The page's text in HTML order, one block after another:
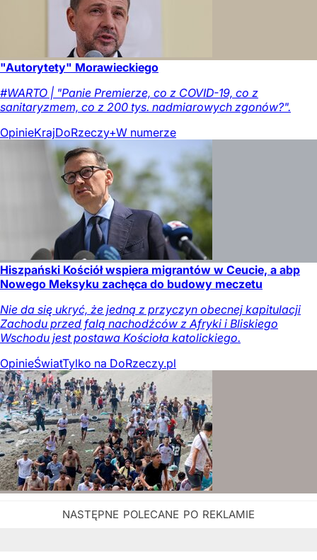
"Autorytety" Morawieckiego
#WARTO | "Panie Premierze, co z COVID-19, co z
sanitaryzmem, co z 200 tys. nadmiarowych zgonów?".
OpinieKrajDoRzeczy+W numerze
Hiszpański Kościół wspiera migrantów w Ceucie, a abp
Nowego Meksyku zachęca do budowy meczetu
Nie da się ukryć, że jedną z przyczyn obecnej kapitulacji
Zachodu przed falą nachodźców z Afryki i Bliskiego
Wschodu jest postawa Kościoła katolickiego.
OpinieŚwiatTylko na DoRzeczy.pl